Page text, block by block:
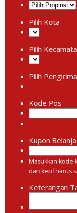
Pilih Kota
Pilih
Pilih
Kode Pos
Kupon Belanja
Masukkan kode
dan kecil harus
Keterangan